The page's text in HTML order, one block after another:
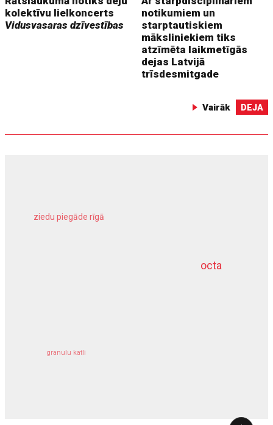
kolektīvu lielkoncerts
Vidusvasaras dzīvestības
notikumiem un
starptautiskiem
māksliniekiem tiks
atzīmēta laikmetīgās
dejas Latvijā
trīsdesmitgade
Vairāk DEJA
octa
ziedu piegāde rīgā
granulu katli
dziļurbums